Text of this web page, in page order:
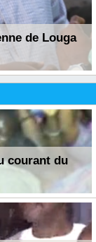
de Louga
courant du